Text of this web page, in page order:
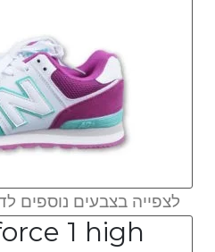
לצפייה בצבעים נוספים
1 high